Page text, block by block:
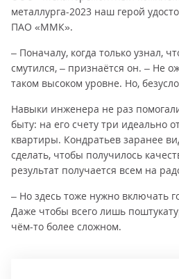
металлурга-2023 наш герой
ПАО «ММК».
– Поначалу, когда только узнал,
смутился, – признаётся он. – Не
таком высоком уровне. Но,
Навыки инженера не раз
быту: на его счету три идеально
квартиры. Кондратьев заранее
сделать, чтобы получилось
результат получается всем на
– Но здесь тоже нужно включать
Даже чтобы всего лишь
чём-то более сложном.